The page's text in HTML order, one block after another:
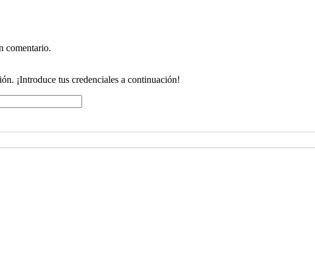
comentario.
¡Introduce tus credenciales a continuación!